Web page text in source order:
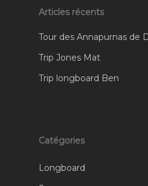
Articles récents
Tour des Annapurnas de
Trip Jones Mat
Trip longboard Ben
Catégories
Longboard